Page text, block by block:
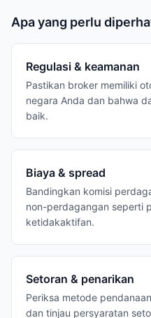
Apa yang perlu
Regulasi & keamanan
Pastikan broker memiliki
negara Anda dan bahwa
baik.
Biaya & spread
Bandingkan komisi
non-perdagangan seperti
ketidakaktifan.
Setoran & penarikan
Periksa metode
dan tinjau persyaratan